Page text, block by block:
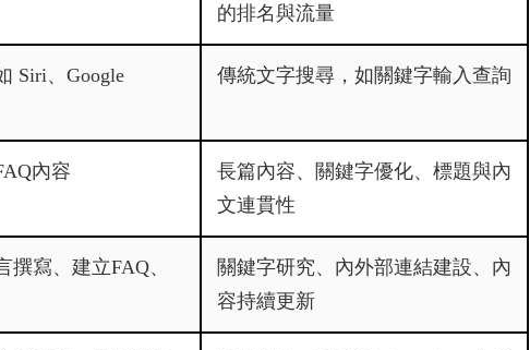
的排名與流量
Siri、Google
傳統文字搜尋，如關鍵字輸入查詢
內容
長篇內容、關鍵字優化、標題與內
文連貫性
寫、建立FAQ、
關鍵字研究、內外部連結建設、內
容持續更新